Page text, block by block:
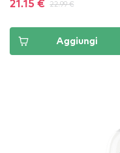
21.15 € 22.99 €
Aggiungi